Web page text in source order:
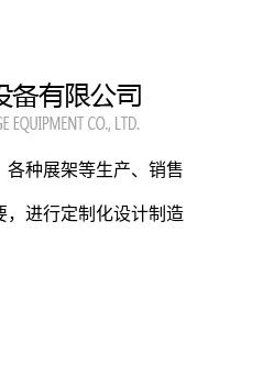
各种展架等生产、销售
，进行定制化设计制造